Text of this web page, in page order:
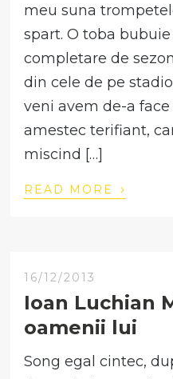
meu suna
spart. O toba
completare de
din cele de pe
veni avem de-a face
amestec terifiant,
miscind […]
READ MORE ›
16/12/2013
Ioan Luchian
oamenii lui
Song egal cintec,